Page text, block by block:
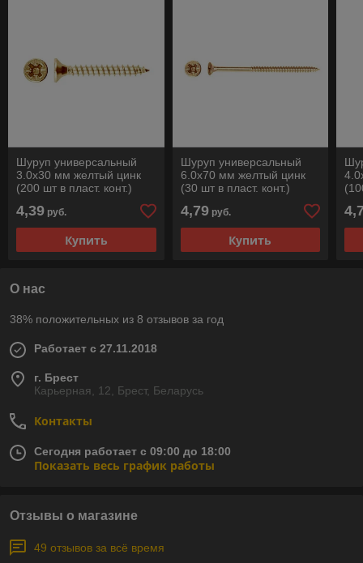
Шуруп универсальный
3.0х30 мм желтый цинк
(200 шт в пласт. конт.)
4,39 руб.
Купить
Шуруп универсальный
6.0х70 мм желтый цинк
(30 шт в пласт. конт.)
4,79руб.
Купить
О нас
38% положительных из 8 отзывов за год
Работает с 27.11.2018
г. Брест
Карьерная, 12, Брест, Беларусь
Контакты
Сегодня работает с 09:00 до 18:00
Показать весь график работы
Отзывы о магазине
49 отзывов за всё время